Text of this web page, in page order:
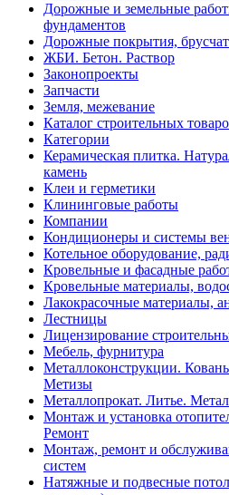
Дорожные и земельные
фундаментов
Дорожные покрытия,
ЖБИ. Бетон. Раствор
Законопроекты
Запчасти
Земля, межевание
Каталог строительных
Категории
Керамическая плитка.
камень
Клеи и герметики
Клининговые работы
Компании
Кондиционеры и системы
Котельное оборудование,
Кровельные и фасадные
Кровельные материалы,
Лакокрасочные материалы,
Лестницы
Лицензирование
Мебель, фурнитура
Металлоконструкции.
Метизы
Металлопрокат. Литье.
Монтаж и установка
Ремонт
Монтаж, ремонт и
систем
Натяжные и подвесные